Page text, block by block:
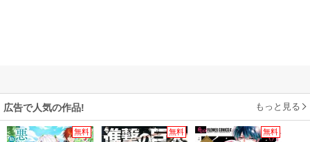
広告で人気の作品! もっと見る
無料 無料 無料